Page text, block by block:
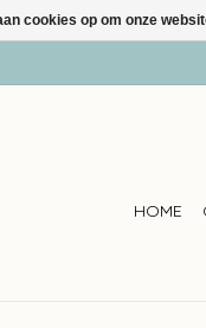
HOME
cookies op om onze